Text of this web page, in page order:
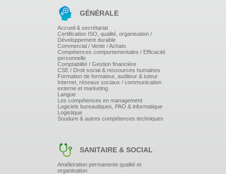
et de bien-être.
DÉFINIR UNE APPROCHE D'APPRENTISSAGE
OU DE RÉVISION
Les dossiers à constituer
Les ouvrages professionnels
Les synthèses personnelles
Les outils d'aide à la mémorisation
ELABORER UN PLAN D'ACTION INDIVIDUEL
DE RÉVISION/APPRENTISSAGE
Exercice d'entraînement :
Les participants seront invités à réaliser une analyse
de situation professionnelle qui sera corrigée
collectivement lors de la session suivante.
GÉNÉRALE
Accueil & secrétariat
Certification ISO, qualité, organisation /
Développement durable
Commercial / Vente / Achats
Compétences comportementales / Efficacité
personnelle
Comptabilité / Gestion financière
CSE / Droit social & ressources humaines
Formation de formateur, auditeur & tuteur
Internet, réseaux sociaux / communication
externe et marketing
Langue
Les compétences en management
Logiciels bureautiques, PAO & informatique
Logistique
Soudure & autres compétences techniques
SANITAIRE & SOCIAL
Amélioration permanente qualité et
organisation